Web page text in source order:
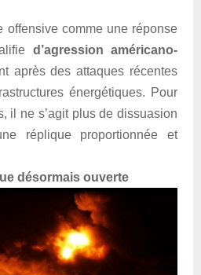
offensive comme une réponse
d’agression américano-
après des attaques récentes
énergétiques. Pour
il ne s’agit plus de dissuasion
réplique proportionnée et
désormais ouverte